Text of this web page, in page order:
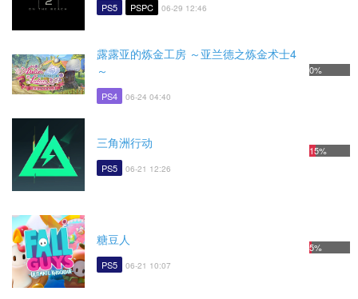
PS5 PSPC 06-29 12:46
露露亚的炼金工房 ～亚兰德之炼金术士4
～
PS4 06-24 04:40
0%
三角洲行动
PS5 06-21 12:26
15%
糖豆人
PS5 06-21 10:07
5%